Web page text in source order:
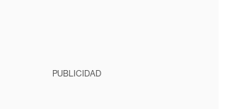
PUBLICIDAD